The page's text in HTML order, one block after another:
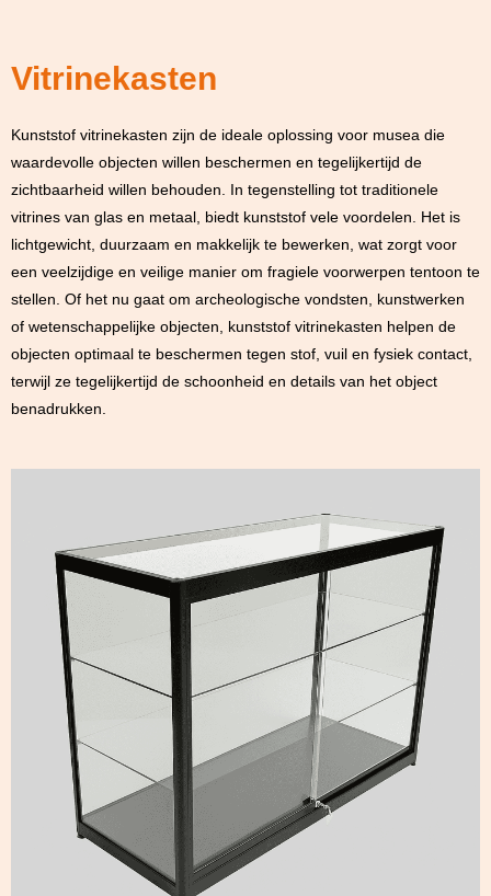
Vitrinekasten
Kunststof vitrinekasten zijn de ideale oplossing voor musea die
waardevolle objecten willen beschermen en tegelijkertijd de
zichtbaarheid willen behouden. In tegenstelling tot traditionele
vitrines van glas en metaal, biedt kunststof vele voordelen. Het is
lichtgewicht, duurzaam en makkelijk te bewerken, wat zorgt voor
een veelzijdige en veilige manier om fragiele voorwerpen tentoon te
stellen. Of het nu gaat om archeologische vondsten, kunstwerken
of wetenschappelijke objecten, kunststof vitrinekasten helpen de
objecten optimaal te beschermen tegen stof, vuil en fysiek contact,
terwijl ze tegelijkertijd de schoonheid en details van het object
benadrukken.